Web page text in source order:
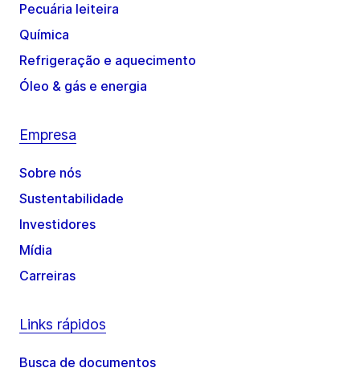
Pecuária leiteira
Química
Refrigeração e aquecimento
Óleo & gás e energia
Empresa
Sobre nós
Sustentabilidade
Investidores
Mídia
Carreiras
Links rápidos
Busca de documentos